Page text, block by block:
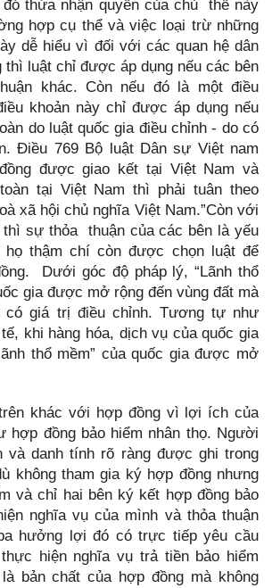
thừa nhận quyền của chủ thể này
hợp cụ thể và việc loại trừ những
dễ hiểu vì đối với các quan hệ dân
luật chỉ được áp dụng nếu các bên
khác. Còn nếu đó là một điều
khoản này chỉ được áp dụng nếu
do luật quốc gia điều chỉnh - do có
Điều 769 Bộ luật Dân sự Việt nam
được giao kết tại Việt Nam và
tại Việt Nam thì phải tuân theo
xã hội chủ nghĩa Việt Nam.”Còn với
thì sự thỏa thuận của các bên là yếu
thậm chí còn được chọn luật để
Dưới góc độ pháp lý, “Lãnh thổ
gia được mở rộng đến vùng đất mà
có giá trị điều chỉnh. Tương tự như
khi hàng hóa, dịch vụ của quốc gia
thổ mềm” của quốc gia được mở
khác với hợp đồng vì lợi ích của
hợp đồng bảo hiểm nhân thọ. Người
và danh tính rõ ràng được ghi trong
không tham gia ký hợp đồng nhưng
và chỉ hai bên ký kết hợp đồng bảo
nghĩa vụ của mình và thỏa thuận
hưởng lợi đó có trực tiếp yêu cầu
hiện nghĩa vụ trả tiền bảo hiểm
bản chất của hợp đồng mà không